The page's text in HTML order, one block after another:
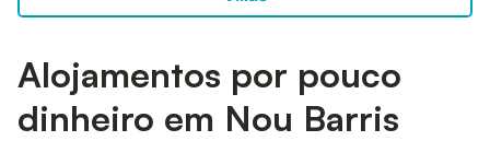
Alojamentos por pouco
dinheiro em Nou Barris